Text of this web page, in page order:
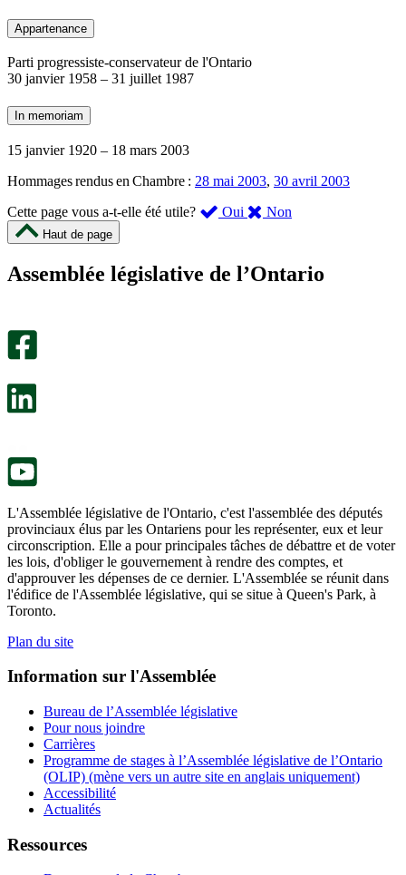
Appartenance
Parti progressiste-conservateur de l'Ontario
30 janvier 1958 – 31 juillet 1987
In memoriam
15 janvier 1920 – 18 mars 2003
Hommages rendus en Chambre : 28 mai 2003, 30 avril 2003
Cette page vous a-t-elle été utile?
Oui ,
été
Non
m’a
Haut de page
Assemblée législative de l’Ontario
L'Assemblée législative de l'Ontario, c'est l'assemblée des députés
provinciaux élus par les Ontariens pour les représenter, eux et leur
circonscription. Elle a pour principales tâches de débattre et de voter
les lois, d'obliger le gouvernement à rendre des comptes, et
d'approuver les dépenses de ce dernier. L'Assemblée se réunit dans
l'édifice de l'Assemblée législative, qui se situe à Queen's Park, à
Toronto.
Plan du site
Information sur l'Assemblée
Bureau de l’Assemblée législative
Pour nous joindre
Carrières
Programme de stages à l’Assemblée législative de l’Ontario
(OLIP) (mène vers un autre site en anglais uniquement)
Accessibilité
Actualités
Ressources